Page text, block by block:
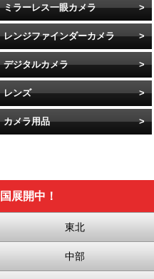
ミラーレス一眼カメラ
レンジファインダーカメラ
デジタルカメラ
レンズ
カメラ用品
展開中！
東北
中部